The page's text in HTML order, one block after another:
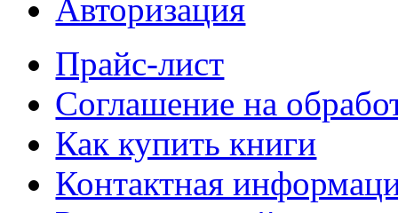
Авторизация
Прайс-лист
Соглашение на
Как купить книги
Контактная